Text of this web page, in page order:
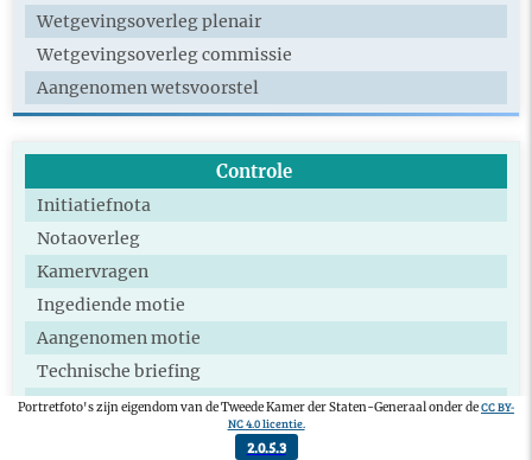
Wetgevingsoverleg plenair
Wetgevingsoverleg commissie
Aangenomen wetsvoorstel
Controle
Initiatiefnota
Notaoverleg
Kamervragen
Ingediende motie
Aangenomen motie
Technische briefing
Extra commissie
Deelname parlementair onderzoek
Portretfoto's zijn eigendom van de Tweede Kamer der Staten-Generaal onder deCC BY-
NC 4.0 licentie.
2.0.5.3